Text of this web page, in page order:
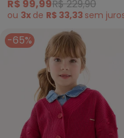
R$ 99,99R$ 229,90
ou 3x de R$ 33,33 sem
-65%